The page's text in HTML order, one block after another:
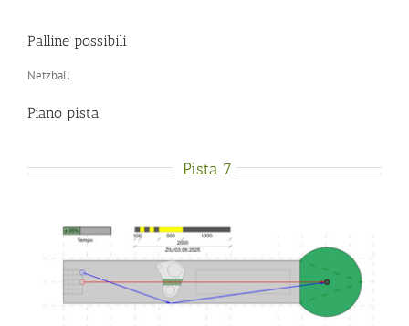
Palline possibili
Netzball
Piano pista
Pista 7